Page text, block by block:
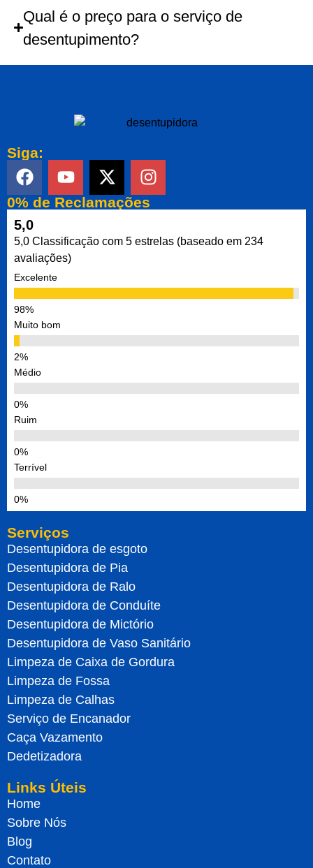
Qual é o preço para o serviço de
desentupimento?
Siga:
0% de Reclamações
5,0
5,0 Classificação com 5 estrelas (baseado em 234
avaliações)
Excelente
Muito bom
Médio
Ruim
Terrível
Serviços
Desentupidora de esgoto
Desentupidora de Pia
Desentupidora de Ralo
Desentupidora de Conduíte
Desentupidora de Mictório
Desentupidora de Vaso Sanitário
Limpeza de Caixa de Gordura
Limpeza de Fossa
Limpeza de Calhas
Serviço de Encanador
Caça Vazamento
Dedetizadora
Links Úteis
Home
Sobre Nós
Blog
Contato